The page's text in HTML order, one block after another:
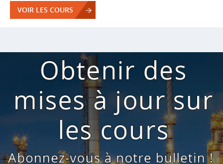
VOIR LES COURS